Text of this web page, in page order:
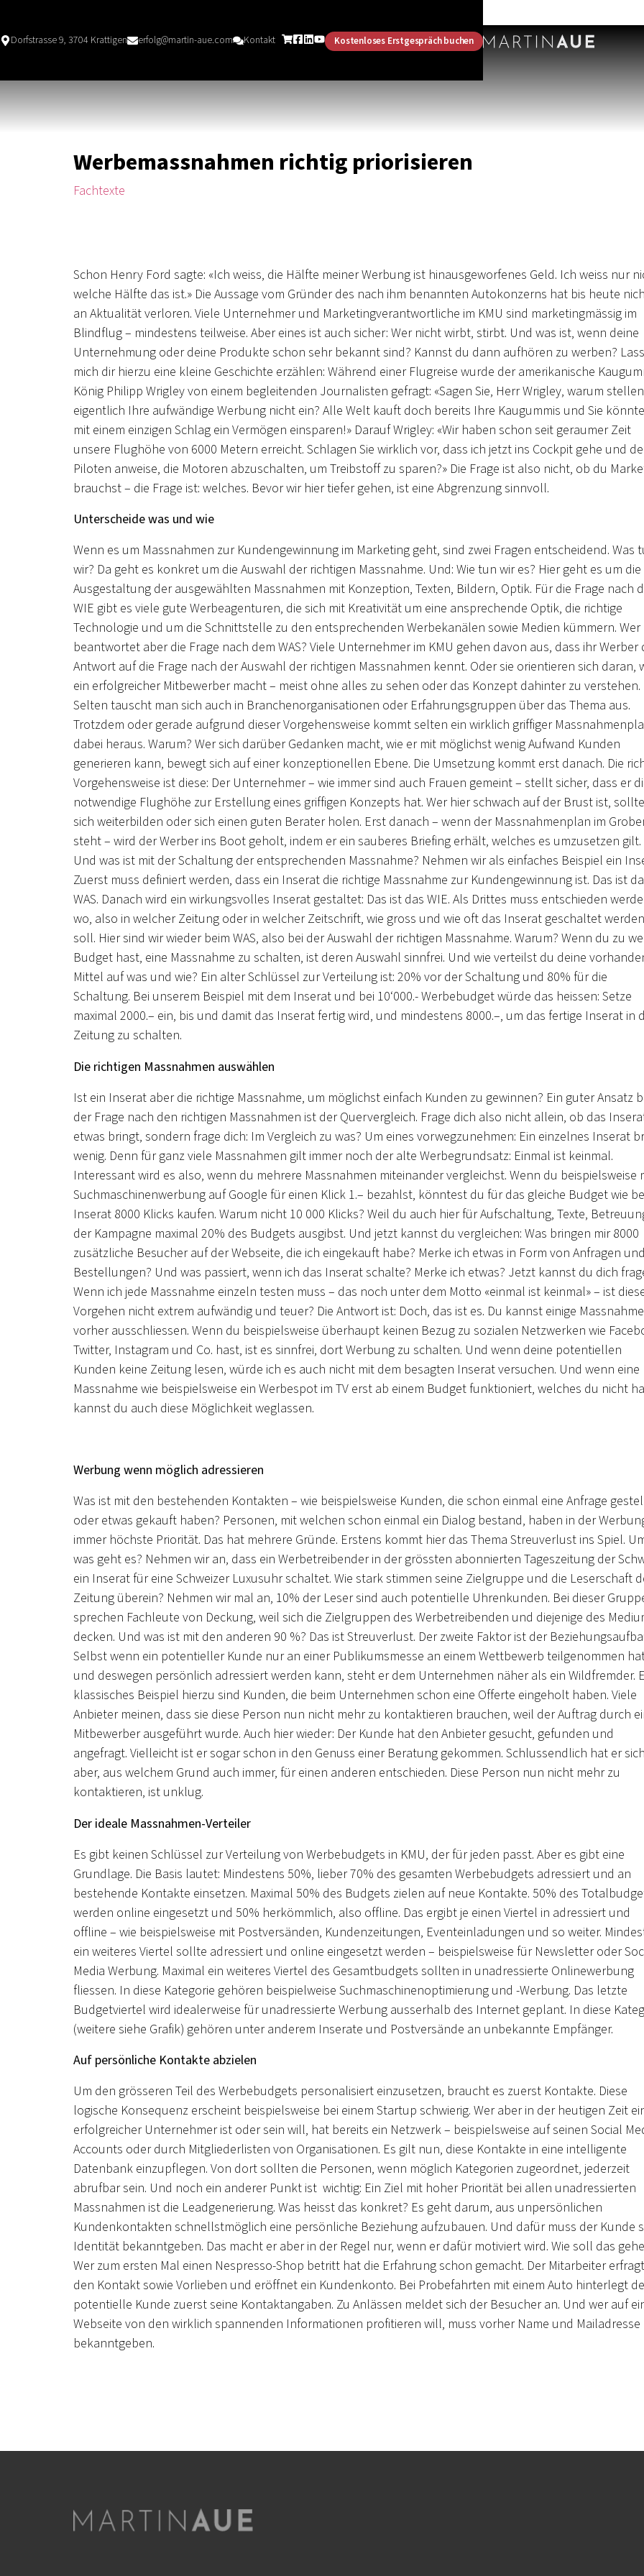
Dorfstrasse 9, 3704 Krattigen erfolg@martin-aue.com Kontakt Kostenloses Erstgespräch buchen
Werbemassnahmen richtig priorisieren
Fachtexte
Schon Henry Ford sagte: «Ich weiss, die Hälfte meiner Werbung ist hinausgeworfenes Geld. Ich weiss nur
welche Hälfte das ist.» Die Aussage vom Gründer des nach ihm benannten Autokonzerns hat bis heute
an Aktualität verloren. Viele Unternehmer und Marketingverantwortliche im KMU sind marketingmässig im
Blindflug – mindestens teilweise. Aber eines ist auch sicher: Wer nicht wirbt, stirbt. Und was ist, wenn deine
Unternehmung oder deine Produkte schon sehr bekannt sind? Kannst du dann aufhören zu werben? Lass
mich dir hierzu eine kleine Geschichte erzählen: Während einer Flugreise wurde der amerikanische
König Philipp Wrigley von einem begleitenden Journalisten gefragt: «Sagen Sie, Herr Wrigley, warum
eigentlich Ihre aufwändige Werbung nicht ein? Alle Welt kauft doch bereits Ihre Kaugummis und Sie
mit einem einzigen Schlag ein Vermögen einsparen!» Darauf Wrigley: «Wir haben schon seit geraumer Zeit
unsere Flughöhe von 6000 Metern erreicht. Schlagen Sie wirklich vor, dass ich jetzt ins Cockpit gehe und
Piloten anweise, die Motoren abzuschalten, um Treibstoff zu sparen?» Die Frage ist also nicht, ob du
brauchst – die Frage ist: welches. Bevor wir hier tiefer gehen, ist eine Abgrenzung sinnvoll.
Unterscheide was und wie
Wenn es um Massnahmen zur Kundengewinnung im Marketing geht, sind zwei Fragen entscheidend. Was
wir? Da geht es konkret um die Auswahl der richtigen Massnahme. Und: Wie tun wir es? Hier geht es um die
Ausgestaltung der ausgewählten Massnahmen mit Konzeption, Texten, Bildern, Optik. Für die Frage nach
WIE gibt es viele gute Werbeagenturen, die sich mit Kreativität um eine ansprechende Optik, die richtige
Technologie und um die Schnittstelle zu den entsprechenden Werbekanälen sowie Medien kümmern. Wer
beantwortet aber die Frage nach dem WAS? Viele Unternehmer im KMU gehen davon aus, dass ihr Werber
Antwort auf die Frage nach der Auswahl der richtigen Massnahmen kennt. Oder sie orientieren sich daran,
ein erfolgreicher Mitbewerber macht – meist ohne alles zu sehen oder das Konzept dahinter zu verstehen.
Selten tauscht man sich auch in Branchenorganisationen oder Erfahrungsgruppen über das Thema aus.
Trotzdem oder gerade aufgrund dieser Vorgehensweise kommt selten ein wirklich griffiger
dabei heraus. Warum? Wer sich darüber Gedanken macht, wie er mit möglichst wenig Aufwand Kunden
generieren kann, bewegt sich auf einer konzeptionellen Ebene. Die Umsetzung kommt erst danach. Die
Vorgehensweise ist diese: Der Unternehmer – wie immer sind auch Frauen gemeint – stellt sicher, dass er
notwendige Flughöhe zur Erstellung eines griffigen Konzepts hat. Wer hier schwach auf der Brust ist, sollte
sich weiterbilden oder sich einen guten Berater holen. Erst danach – wenn der Massnahmenplan im
steht – wird der Werber ins Boot geholt, indem er ein sauberes Briefing erhält, welches es umzusetzen gilt.
Und was ist mit der Schaltung der entsprechenden Massnahme? Nehmen wir als einfaches Beispiel ein
Zuerst muss definiert werden, dass ein Inserat die richtige Massnahme zur Kundengewinnung ist. Das ist
WAS. Danach wird ein wirkungsvolles Inserat gestaltet: Das ist das WIE. Als Drittes muss entschieden
wo, also in welcher Zeitung oder in welcher Zeitschrift, wie gross und wie oft das Inserat geschaltet werden
soll. Hier sind wir wieder beim WAS, also bei der Auswahl der richtigen Massnahme. Warum? Wenn du zu
Budget hast, eine Massnahme zu schalten, ist deren Auswahl sinnfrei. Und wie verteilst du deine
Mittel auf was und wie? Ein alter Schlüssel zur Verteilung ist: 20% vor der Schaltung und 80% für die
Schaltung. Bei unserem Beispiel mit dem Inserat und bei 10‘000.- Werbebudget würde das heissen: Setze
maximal 2000.– ein, bis und damit das Inserat fertig wird, und mindestens 8000.–, um das fertige Inserat in
Zeitung zu schalten.
Die richtigen Massnahmen auswählen
Ist ein Inserat aber die richtige Massnahme, um möglichst einfach Kunden zu gewinnen? Ein guter Ansatz
der Frage nach den richtigen Massnahmen ist der Quervergleich. Frage dich also nicht allein, ob das
etwas bringt, sondern frage dich: Im Vergleich zu was? Um eines vorwegzunehmen: Ein einzelnes Inserat
wenig. Denn für ganz viele Massnahmen gilt immer noch der alte Werbegrundsatz: Einmal ist keinmal.
Interessant wird es also, wenn du mehrere Massnahmen miteinander vergleichst. Wenn du beispielsweise
Suchmaschinenwerbung auf Google für einen Klick 1.– bezahlst, könntest du für das gleiche Budget wie
Inserat 8000 Klicks kaufen. Warum nicht 10 000 Klicks? Weil du auch hier für Aufschaltung, Texte,
der Kampagne maximal 20% des Budgets ausgibst. Und jetzt kannst du vergleichen: Was bringen mir 8000
zusätzliche Besucher auf der Webseite, die ich eingekauft habe? Merke ich etwas in Form von Anfragen und
Bestellungen? Und was passiert, wenn ich das Inserat schalte? Merke ich etwas? Jetzt kannst du dich
Wenn ich jede Massnahme einzeln testen muss – das noch unter dem Motto «einmal ist keinmal» – ist
Vorgehen nicht extrem aufwändig und teuer? Die Antwort ist: Doch, das ist es. Du kannst einige
vorher ausschliessen. Wenn du beispielsweise überhaupt keinen Bezug zu sozialen Netzwerken wie
Twitter, Instagram und Co. hast, ist es sinnfrei, dort Werbung zu schalten. Und wenn deine potentiellen
Kunden keine Zeitung lesen, würde ich es auch nicht mit dem besagten Inserat versuchen. Und wenn eine
Massnahme wie beispielsweise ein Werbespot im TV erst ab einem Budget funktioniert, welches du nicht
kannst du auch diese Möglichkeit weglassen.
Werbung wenn möglich adressieren
Was ist mit den bestehenden Kontakten – wie beispielsweise Kunden, die schon einmal eine Anfrage
oder etwas gekauft haben? Personen, mit welchen schon einmal ein Dialog bestand, haben in der
immer höchste Priorität. Das hat mehrere Gründe. Erstens kommt hier das Thema Streuverlust ins Spiel.
was geht es? Nehmen wir an, dass ein Werbetreibender in der grössten abonnierten Tageszeitung der
ein Inserat für eine Schweizer Luxusuhr schaltet. Wie stark stimmen seine Zielgruppe und die Leserschaft
Zeitung überein? Nehmen wir mal an, 10% der Leser sind auch potentielle Uhrenkunden. Bei dieser
sprechen Fachleute von Deckung, weil sich die Zielgruppen des Werbetreibenden und diejenige des
decken. Und was ist mit den anderen 90 %? Das ist Streuverlust. Der zweite Faktor ist der
Selbst wenn ein potentieller Kunde nur an einer Publikumsmesse an einem Wettbewerb teilgenommen
und deswegen persönlich adressiert werden kann, steht er dem Unternehmen näher als ein Wildfremder.
klassisches Beispiel hierzu sind Kunden, die beim Unternehmen schon eine Offerte eingeholt haben. Viele
Anbieter meinen, dass sie diese Person nun nicht mehr zu kontaktieren brauchen, weil der Auftrag durch
Mitbewerber ausgeführt wurde. Auch hier wieder: Der Kunde hat den Anbieter gesucht, gefunden und
angefragt. Vielleicht ist er sogar schon in den Genuss einer Beratung gekommen. Schlussendlich hat er sich
aber, aus welchem Grund auch immer, für einen anderen entschieden. Diese Person nun nicht mehr zu
kontaktieren, ist unklug.
Der ideale Massnahmen-Verteiler
Es gibt keinen Schlüssel zur Verteilung von Werbebudgets in KMU, der für jeden passt. Aber es gibt eine
Grundlage. Die Basis lautet: Mindestens 50%, lieber 70% des gesamten Werbebudgets adressiert und an
bestehende Kontakte einsetzen. Maximal 50% des Budgets zielen auf neue Kontakte. 50% des
werden online eingesetzt und 50% herkömmlich, also offline. Das ergibt je einen Viertel in adressiert und
offline – wie beispielsweise mit Postversänden, Kundenzeitungen, Eventeinladungen und so weiter.
ein weiteres Viertel sollte adressiert und online eingesetzt werden – beispielsweise für Newsletter oder
Media Werbung. Maximal ein weiteres Viertel des Gesamtbudgets sollten in unadressierte Onlinewerbung
fliessen. In diese Kategorie gehören beispielweise Suchmaschinenoptimierung und -Werbung. Das letzte
Budgetviertel wird idealerweise für unadressierte Werbung ausserhalb des Internet geplant. In diese
(weitere siehe Grafik) gehören unter anderem Inserate und Postversände an unbekannte Empfänger.
Auf persönliche Kontakte abzielen
Um den grösseren Teil des Werbebudgets personalisiert einzusetzen, braucht es zuerst Kontakte. Diese
logische Konsequenz erscheint beispielsweise bei einem Startup schwierig. Wer aber in der heutigen Zeit
erfolgreicher Unternehmer ist oder sein will, hat bereits ein Netzwerk – beispielsweise auf seinen Social
Accounts oder durch Mitgliederlisten von Organisationen. Es gilt nun, diese Kontakte in eine intelligente
Datenbank einzupflegen. Von dort sollten die Personen, wenn möglich Kategorien zugeordnet, jederzeit
abrufbar sein. Und noch ein anderer Punkt ist wichtig: Ein Ziel mit hoher Priorität bei allen unadressierten
Massnahmen ist die Leadgenerierung. Was heisst das konkret? Es geht darum, aus unpersönlichen
Kundenkontakten schnellstmöglich eine persönliche Beziehung aufzubauen. Und dafür muss der Kunde
Identität bekanntgeben. Das macht er aber in der Regel nur, wenn er dafür motiviert wird. Wie soll das
Wer zum ersten Mal einen Nespresso-Shop betritt hat die Erfahrung schon gemacht. Der Mitarbeiter erfragt
den Kontakt sowie Vorlieben und eröffnet ein Kundenkonto. Bei Probefahrten mit einem Auto hinterlegt
potentielle Kunde zuerst seine Kontaktangaben. Zu Anlässen meldet sich der Besucher an. Und wer auf
Webseite von den wirklich spannenden Informationen profitieren will, muss vorher Name und Mailadresse
bekanntgeben.